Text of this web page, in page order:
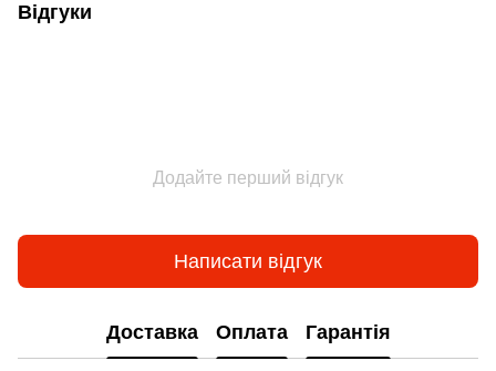
Відгуки
Додайте перший відгук
Написати відгук
Доставка Оплата Гарантія